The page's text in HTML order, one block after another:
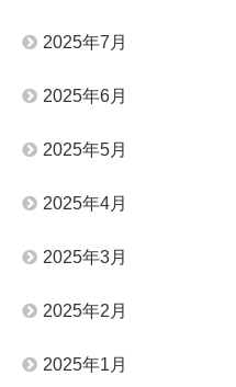
2025年7月
2025年6月
2025年5月
2025年4月
2025年3月
2025年2月
2025年1月